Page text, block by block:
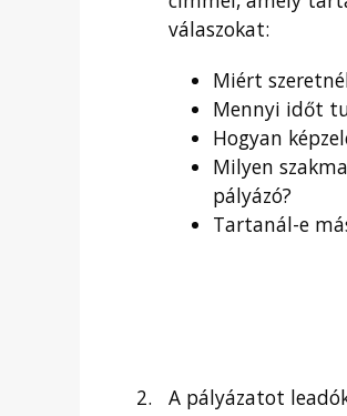
válaszokat:
Miért
Mennyi időt
Hogyan
Milyen
pályázó?
Tartanál-e
A pályázatot